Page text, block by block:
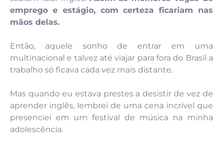
emprego e estágio, com certeza ficariam nas
mãos delas.
Então, aquele sonho de entrar em uma
multinacional e talvez até viajar para fora do Brasil a
trabalho só ficava cada vez mais distante.
Mas quando eu estava prestes a desistir de vez de
aprender inglês, lembrei de uma cena incrível que
presenciei em um festival de música na minha
adolescência.